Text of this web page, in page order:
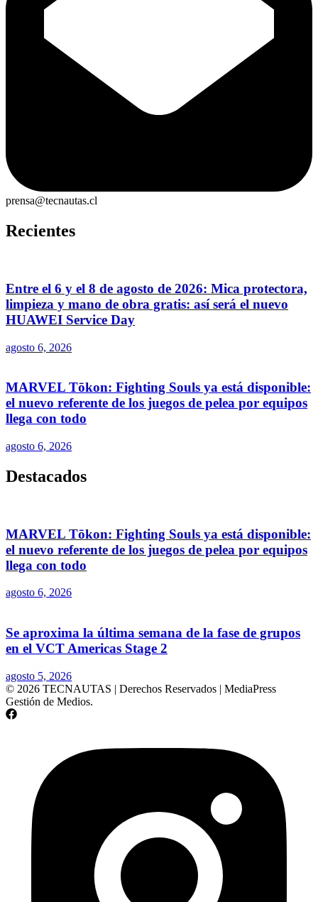
prensa@tecnautas.cl
Recientes
Entre el 6 y el 8 de agosto de 2026: Mica protectora,
limpieza y mano de obra gratis: así será el nuevo
HUAWEI Service Day
agosto 6, 2026
MARVEL Tōkon: Fighting Souls ya está disponible:
el nuevo referente de los juegos de pelea por equipos
llega con todo
agosto 6, 2026
Destacados
MARVEL Tōkon: Fighting Souls ya está disponible:
el nuevo referente de los juegos de pelea por equipos
llega con todo
agosto 6, 2026
Se aproxima la última semana de la fase de grupos
en el VCT Americas Stage 2
agosto 5, 2026
© 2026 TECNAUTAS | Derechos Reservados | MediaPress
Gestión de Medios.